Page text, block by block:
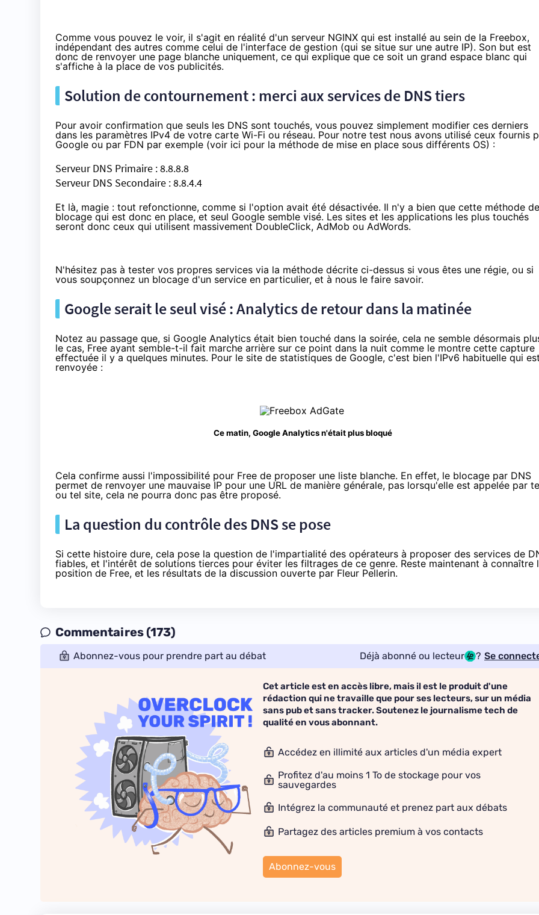
Comme vous pouvez le voir, il s'agit en réalité d'un serveur NGINX qui est installé au sein de la Freebox,
indépendant des autres comme celui de l'interface de gestion (qui se situe sur une autre IP). Son but est
donc de renvoyer une page blanche uniquement, ce qui explique que ce soit un grand espace blanc qui
s'affiche à la place de vos publicités.
Solution de contournement : merci aux services de DNS tiers
Pour avoir confirmation que seuls les DNS sont touchés, vous pouvez simplement modifier ces derniers
dans les paramètres IPv4 de votre carte Wi-Fi ou réseau. Pour notre test nous avons utilisé ceux fournis
Google ou par FDN par exemple (voir ici pour la méthode de mise en place sous différents OS) :
Serveur DNS Primaire : 8.8.8.8
Serveur DNS Secondaire : 8.8.4.4
Et là, magie : tout refonctionne, comme si l'option avait été désactivée. Il n'y a bien que cette méthode de
blocage qui est donc en place, et seul Google semble visé. Les sites et les applications les plus touchés
seront donc ceux qui utilisent massivement DoubleClick, AdMob ou AdWords.
N'hésitez pas à tester vos propres services via la méthode décrite ci-dessus si vous êtes une régie, ou si
vous soupçonnez un blocage d'un service en particulier, et à nous le faire savoir.
Google serait le seul visé : Analytics de retour dans la matinée
Notez au passage que, si Google Analytics était bien touché dans la soirée, cela ne semble désormais
le cas, Free ayant semble-t-il fait marche arrière sur ce point dans la nuit comme le montre cette capture
effectuée il y a quelques minutes. Pour le site de statistiques de Google, c'est bien l'IPv6 habituelle qui
renvoyée :
Ce matin, Google Analytics n'était plus bloqué
Cela confirme aussi l'impossibilité pour Free de proposer une liste blanche. En effet, le blocage par DNS
permet de renvoyer une mauvaise IP pour une URL de manière générale, pas lorsqu'elle est appelée par
ou tel site, cela ne pourra donc pas être proposé.
La question du contrôle des DNS se pose
Si cette histoire dure, cela pose la question de l'impartialité des opérateurs à proposer des services de
fiables, et l'intérêt de solutions tierces pour éviter les filtrages de ce genre. Reste maintenant à connaître
position de Free, et les résultats de la discussion ouverte par Fleur Pellerin.
Commentaires (173)
Abonnez-vous pour prendre part au débat Déjà abonné ou lecteur ? Se
Cet article est en accès libre, mais il est le produit d'une
rédaction qui ne travaille que pour ses lecteurs, sur un média
sans pub et sans tracker. Soutenez le journalisme tech de
qualité en vous abonnant.
Accédez en illimité aux articles d'un média expert
Profitez d'au moins 1 To de stockage pour vos
sauvegardes
Intégrez la communauté et prenez part aux débats
Partagez des articles premium à vos contacts
Abonnez-vous